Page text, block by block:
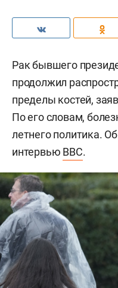
Рак бывшего
продолжил
пределы костей,
По его словам,
летнего политика.
интервью BBC.